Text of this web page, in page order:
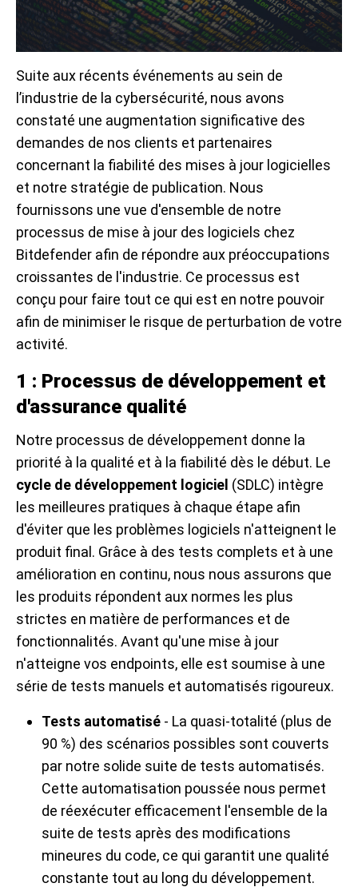
Suite aux récents événements au sein de
l’industrie de la cybersécurité, nous avons
constaté une augmentation significative des
demandes de nos clients et partenaires
concernant la fiabilité des mises à jour logicielles
et notre stratégie de publication. Nous
fournissons une vue d'ensemble de notre
processus de mise à jour des logiciels chez
Bitdefender afin de répondre aux préoccupations
croissantes de l'industrie. Ce processus est
conçu pour faire tout ce qui est en notre pouvoir
afin de minimiser le risque de perturbation de votre
activité.
1 : Processus de développement et
d'assurance qualité
Notre processus de développement donne la
priorité à la qualité et à la fiabilité dès le début. Le
cycle de développement logiciel (SDLC) intègre
les meilleures pratiques à chaque étape afin
d'éviter que les problèmes logiciels n'atteignent le
produit final. Grâce à des tests complets et à une
amélioration en continu, nous nous assurons que
les produits répondent aux normes les plus
strictes en matière de performances et de
fonctionnalités. Avant qu'une mise à jour
n'atteigne vos endpoints, elle est soumise à une
série de tests manuels et automatisés rigoureux.
Tests automatisé - La quasi-totalité (plus de
90 %) des scénarios possibles sont couverts
par notre solide suite de tests automatisés.
Cette automatisation poussée nous permet
de réexécuter efficacement l'ensemble de la
suite de tests après des modifications
mineures du code, ce qui garantit une qualité
constante tout au long du développement.